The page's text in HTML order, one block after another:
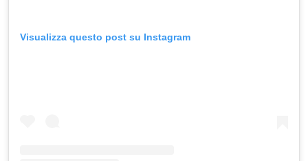
Visualizza questo post su Instagram